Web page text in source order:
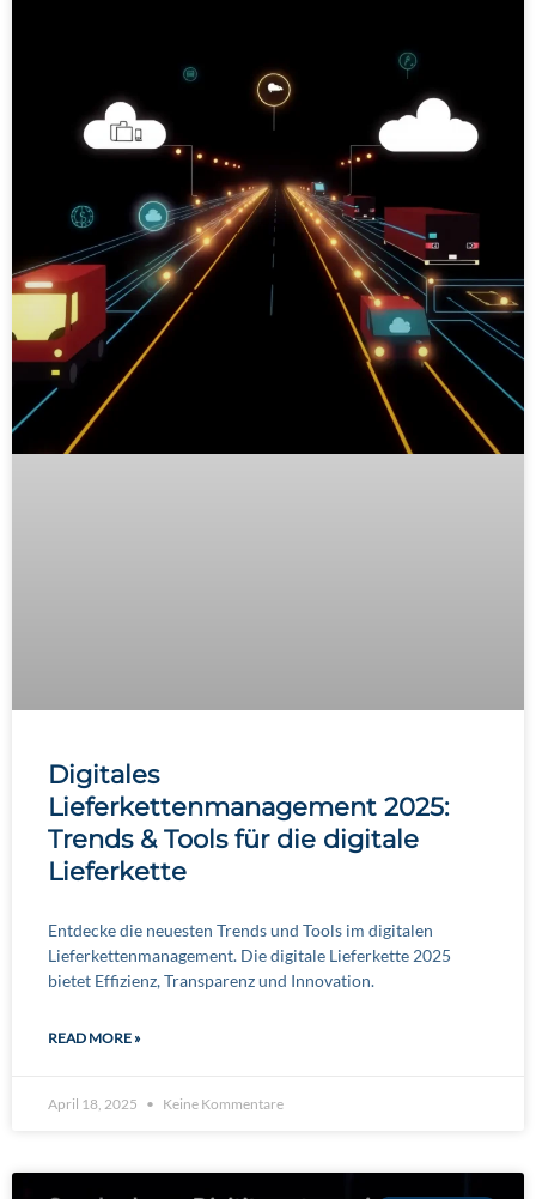
Digitales
Lieferkettenmanagement 2025:
Trends & Tools für die digitale
Lieferkette
Entdecke die neuesten Trends und Tools im digitalen
Lieferkettenmanagement. Die digitale Lieferkette 2025
bietet Effizienz, Transparenz und Innovation.
READ MORE »
April 18, 2025 Keine Kommentare